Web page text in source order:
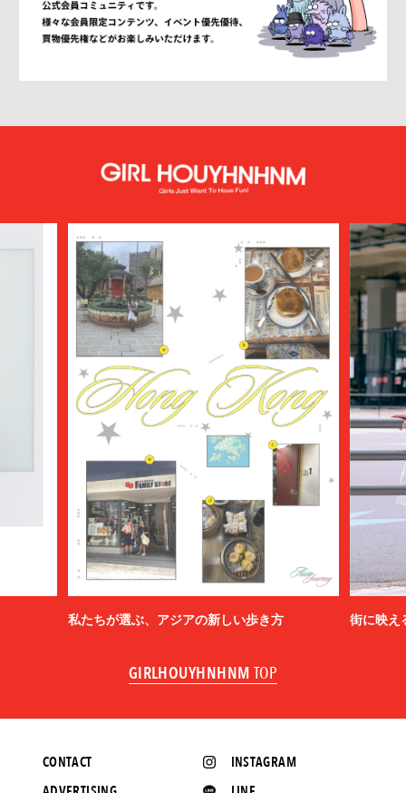
私たちが選ぶ、アジアの新しい歩き方 街に映え
GIRLHOUYHNHNM TOP
INSTAGRAM
CONTACT